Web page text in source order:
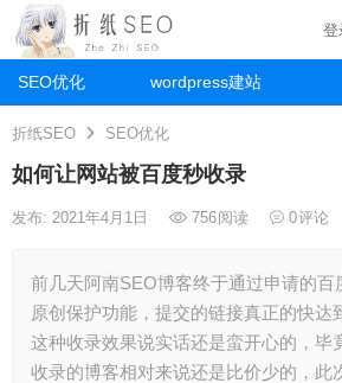
SEO优化 wordpress建站
登
折纸SEO SEO优化
如何让网站被百度秒收录
发布: 2021年4月1日 756阅读 0评论
前几天阿南SEO博客终于通过申请的百
原创保护功能，提交的链接真正的快达
这种收录效果说实话还是蛮开心的，毕
收录的博客相对来说还是比价少的，此